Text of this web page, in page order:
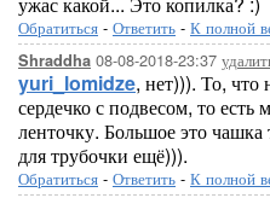
Обратиться - Ответить - К полной
Shraddha 08-08-2018-23:37
yuri_lomidze, нет))). То, что
сердечко с подвесом, то есть
ленточку. Большое это чашка
для трубочки ещё))).
Обратиться - Ответить - К полной